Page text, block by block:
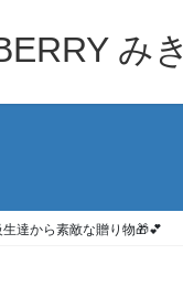
達から素敵な贈り物🎁💕